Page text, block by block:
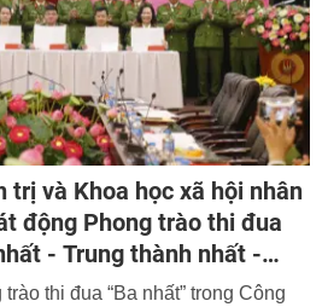
trị và Khoa học xã hội nhân
động Phong trào thi đua
- Trung thành nhất -
thi đua “Ba nhất” trong Công